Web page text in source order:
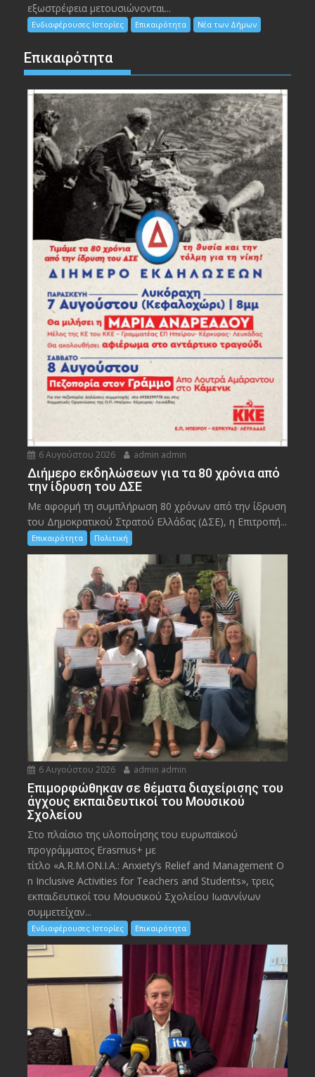
εξωστρέφεια μετουσιώνονται...
Ενδιαφέρουσες Ιστορίες Επικαιρότητα Νέα των Δήμων
Επικαιρότητα
6 Αυγούστου 2026 admin admin
Διήμερο εκδηλώσεων για τα 80 χρόνια από
την ίδρυση του ΔΣΕ
Με αφορμή τη συμπλήρωση 80 χρόνων από την ίδρυση
του Δημοκρατικού Στρατού Ελλάδας (ΔΣΕ), η Επιτροπή...
Επικαιρότητα Πολιτική
6 Αυγούστου 2026 admin admin
Eπιμορφώθηκαν σε θέματα διαχείρισης του
άγχους εκπαιδευτικοί του Μουσικού
Σχολείου
Στο πλαίσιο της υλοποίησης του ευρωπαϊκού
προγράμματος Erasmus+ με
τίτλο «A.R.M.ON.I.A.: Anxiety’s Relief and Management O
n Inclusive Activities for Teachers and Students», τρεις
εκπαιδευτικοί του Μουσικού Σχολείου Ιωαννίνων
συμμετείχαν...
Ενδιαφέρουσες Ιστορίες Επικαιρότητα